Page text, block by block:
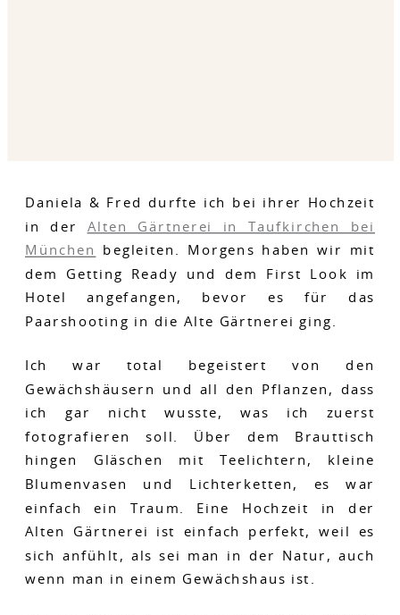
Daniela & Fred durfte ich bei ihrer Hochzeit
in der Alten Gärtnerei in Taufkirchen bei
München
begleiten. Morgens haben wir mit
dem Getting Ready und dem First Look im
Hotel angefangen, bevor es für das
Paarshooting in die Alte Gärtnerei ging.
Ich war total begeistert von den
Gewächshäusern und all den Pflanzen, dass
ich gar nicht wusste, was ich zuerst
fotografieren soll. Über dem Brauttisch
hingen Gläschen mit Teelichtern, kleine
Blumenvasen und Lichterketten, es war
einfach ein Traum. Eine Hochzeit in der
Alten Gärtnerei ist einfach perfekt, weil es
sich anfühlt, als sei man in der Natur, auch
wenn man in einem Gewächshaus ist.